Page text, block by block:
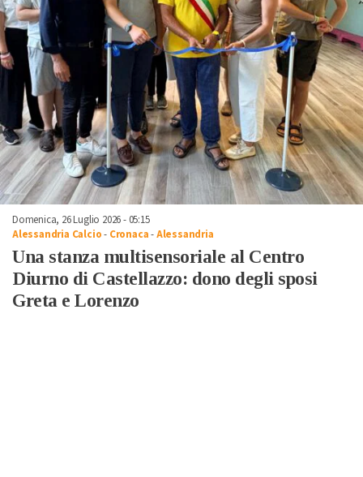
Domenica, 26 Luglio 2026 - 05:15
Alessandria Calcio- Cronaca-Alessandria
Una stanza multisensoriale al Centro
Diurno di Castellazzo: dono degli sposi
Greta e Lorenzo